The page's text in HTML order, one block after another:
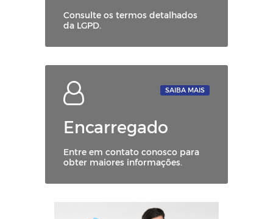
Consulte os termos detalhados
da LGPD.
Encarregado
Entre em contato conosco para
obter maiores informações.
SAIBA MAIS